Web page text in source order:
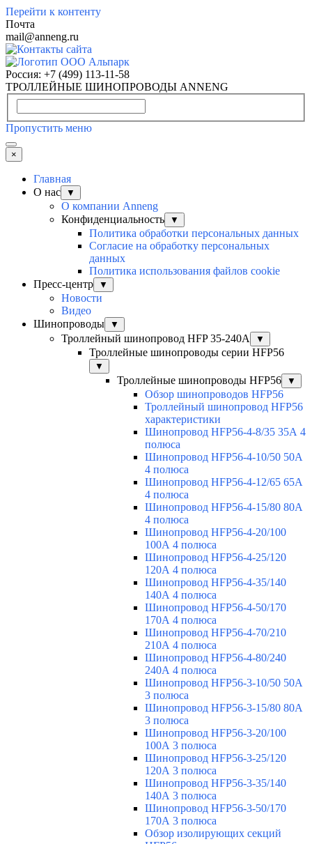
Перейти к контенту
Почта
mail@anneng.ru
Россия: +7 (499) 113-11-58
ТРОЛЛЕЙНЫЕ ШИНОПРОВОДЫ ANNENG
Пропустить меню
×
Главная
О нас
▼
О компании Anneng
Конфиденциальность
▼
Политика обработки персональных данных
Согласие на обработку персональных
данных
Политика использования файлов cookie
Пресс-центр
▼
Новости
Видео
Шинопроводы
▼
Троллейный шинопровод HFP 35-240А ▼
Троллейные шинопроводы серии HFP56
▼
Троллейные шинопроводы HFP56 ▼
Обзор шинопроводов HFP56
Троллейный шинопровод HFP56
характеристики
Шинопровод HFP56-4-8/35 35А 4
полюса
Шинопровод HFP56-4-10/50 50А
4 полюса
Шинопровод HFP56-4-12/65 65А
4 полюса
Шинопровод HFP56-4-15/80 80А
4 полюса
Шинопровод HFP56-4-20/100
100А 4 полюса
Шинопровод HFP56-4-25/120
120А 4 полюса
Шинопровод HFP56-4-35/140
140А 4 полюса
Шинопровод HFP56-4-50/170
170А 4 полюса
Шинопровод HFP56-4-70/210
210А 4 полюса
Шинопровод HFP56-4-80/240
240А 4 полюса
Шинопровод HFP56-3-10/50 50А
3 полюса
Шинопровод HFP56-3-15/80 80А
3 полюса
Шинопровод HFP56-3-20/100
100А 3 полюса
Шинопровод HFP56-3-25/120
120А 3 полюса
Шинопровод HFP56-3-35/140
140А 3 полюса
Шинопровод HFP56-3-50/170
170А 3 полюса
Обзор изолирующих секций